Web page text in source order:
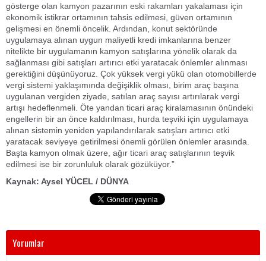
gösterge olan kamyon pazarının eski rakamları yakalaması için
ekonomik istikrar ortamının tahsis edilmesi, güven ortamının
gelişmesi en önemli öncelik. Ardından, konut sektöründe
uygulamaya alınan uygun maliyetli kredi imkanlarına benzer
nitelikte bir uygulamanın kamyon satışlarına yönelik olarak da
sağlanması gibi satışları artırıcı etki yaratacak önlemler alınması
gerektiğini düşünüyoruz. Çok yüksek vergi yükü olan otomobillerde
vergi sistemi yaklaşımında değişiklik olması, birim araç başına
uygulanan vergiden ziyade, satılan araç sayısı artırılarak vergi
artışı hedeflenmeli. Öte yandan ticari araç kiralamasının önündeki
engellerin bir an önce kaldırılması, hurda teşviki için uygulamaya
alınan sistemin yeniden yapılandırılarak satışları artırıcı etki
yaratacak seviyeye getirilmesi önemli görülen önlemler arasında.
Başta kamyon olmak üzere, ağır ticari araç satışlarının teşvik
edilmesi ise bir zorunluluk olarak gözüküyor.”
Kaynak: Aysel YÜCEL / DÜNYA
Yorumlar